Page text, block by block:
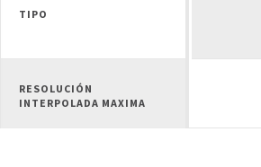
TIPO
RESOLUCIÓN
INTERPOLADA MAXIMA